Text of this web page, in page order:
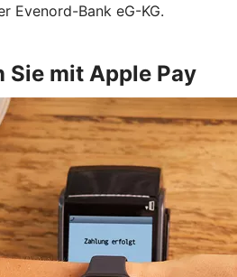
Evenord-Bank eG-KG.
Sie mit Apple Pay